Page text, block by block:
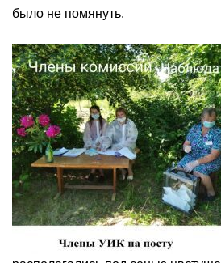
было не помянуть.